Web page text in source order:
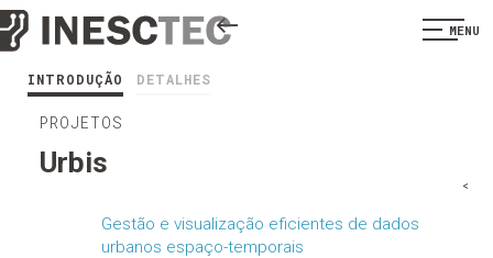
MENU
INTRODUÇÃO DETALHES
PROJETOS
Urbis
Gestão e visualização eficientes de dados
urbanos espaço-temporais
<